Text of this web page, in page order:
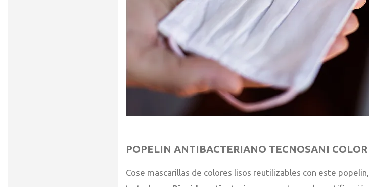
POPELIN ANTIBACTERIANO TECNOSANI COLOR
Cose mascarillas de colores lisos reutilizables con este popelin,